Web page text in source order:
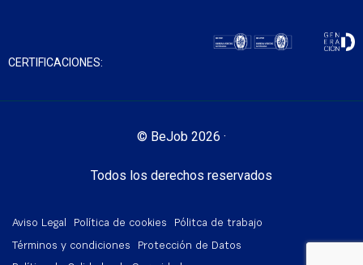
CERTIFICACIONES:
© BeJob 2026 ·
Todos los derechos reservados
Aviso Legal Política de cookies Pólitca de trabajo
Términos y condiciones Protección de Datos